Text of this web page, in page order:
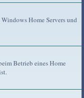
Home Servers und
Betrieb eines Home